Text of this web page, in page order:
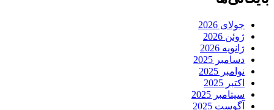
جولای 2026
ژوئن 2026
ژانویه 2026
دسامبر 2025
نوامبر 2025
اکتبر 2025
سپتامبر 2025
آگوست 2025